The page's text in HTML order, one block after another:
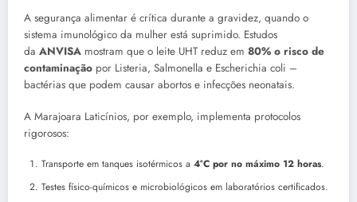
A segurança alimentar é crítica durante a gravidez, quando o
sistema imunológico da mulher está suprimido. Estudos
da ANVISA mostram que o leite UHT reduz em 80% o risco de
contaminação por Listeria, Salmonella e Escherichia coli –
bactérias que podem causar abortos e infecções neonatais.
A Marajoara Laticínios, por exemplo, implementa protocolos
rigorosos:
Transporte em tanques isotérmicos a 4°C por no máximo 12 horas.
Testes físico-químicos e microbiológicos em laboratórios certificados.